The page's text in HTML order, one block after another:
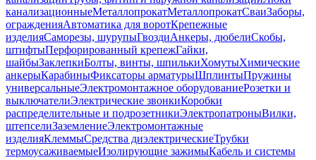
канализационныеМеталлопрокатМеталлопрокатСваиЗаборы,
огражденияАвтоматика для воротКрепежные
изделияСаморезы, шурупыГвоздиАнкеры, дюбелиСкобы,
штифтыПерфорированный крепежГайки,
шайбыЗаклепкиБолты, винты, шпилькиХомутыХимические
анкерыКарабиныФиксаторы арматурыШплинтыПружины
универсальныеЭлектромонтажное оборудованиеРозетки и
выключателиЭлектрические звонкиКоробки
распределительные и подрозетникиЭлектропатроныВилки,
штепселиЗаземлениеЭлектромонтажные
изделияКлеммыСредства диэлектрическиеТрубки
термоусаживаемыеИзолирующие зажимыКабель и системы